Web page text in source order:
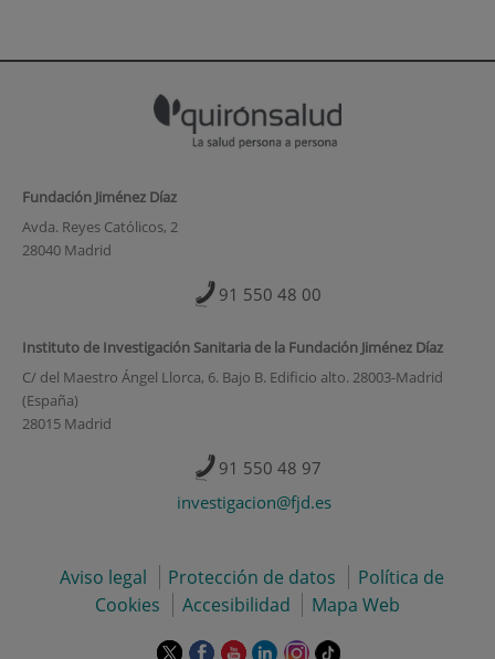
Fundación Jiménez Díaz
Avda. Reyes Católicos, 2
28040 Madrid
91 550 48 00
Instituto de Investigación Sanitaria de la Fundación Jiménez Díaz
C/ del Maestro Ángel Llorca, 6. Bajo B. Edificio alto. 28003-Madrid
(España)
28015 Madrid
91 550 48 97
investigacion@fjd.es
Aviso legal Protección de datos
Política de
Cookies
Accesibilidad Mapa Web
EsteEsteEsteEsteEsteEnlace